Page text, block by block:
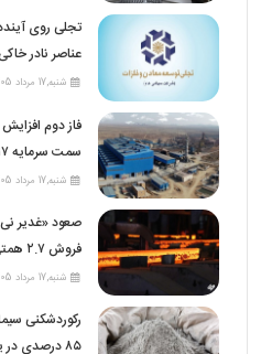
تجلی روی
عناصر نادر
شنبه,17 مرداد 1405 | 11:10
فاز دوم
سمت سرمایه ۱۷ هزار میلیارد تومانی
شنبه,17 مرداد 1405 | 10:55
فروش ۲.۷ همتی
شنبه,17 مرداد 1405 | 10:52
رکوردشکنی
۸۵ درصدی در یک فصل